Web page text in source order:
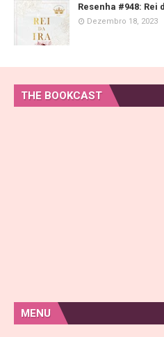
Resenha #948:
Dezembro 18, 2023
THE BOOKCAST
MENU